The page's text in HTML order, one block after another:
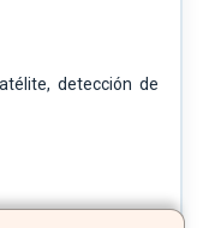
detección de